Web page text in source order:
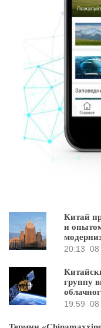
Китай
и
20:13 08
группу
19:59 08